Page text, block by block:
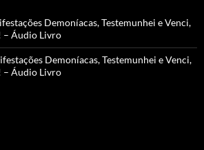
Demoníacas, Testemunhei e Venci,
– Áudio Livro
Demoníacas, Testemunhei e Venci,
– Áudio Livro